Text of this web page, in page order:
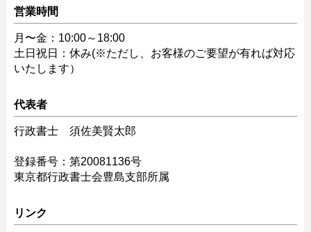
営業時間
月〜金：10:00～18:00
土日祝日：休み(※ただし、お客様のご要望が有れば対応
いたします）
代表者
行政書士 須佐美賢太郎
登録番号：第20081136号
東京都行政書士会豊島支部所属
リンク